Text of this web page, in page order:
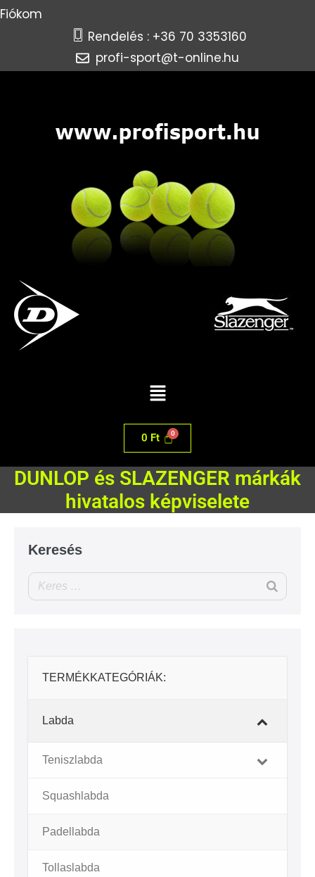
Fiókom
Rendelés : +36 70 3353160
profi-sport@t-online.hu
0 Ft
DUNLOP és SLAZENGER márkák
hivatalos képviselete
Keresés
TERMÉKKATEGÓRIÁK:
Labda
Teniszlabda
Squashlabda
Padellabda
–
Tollaslabda